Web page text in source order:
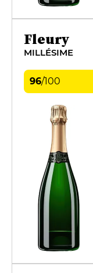
Fleury
MILLÉSIME
96/100